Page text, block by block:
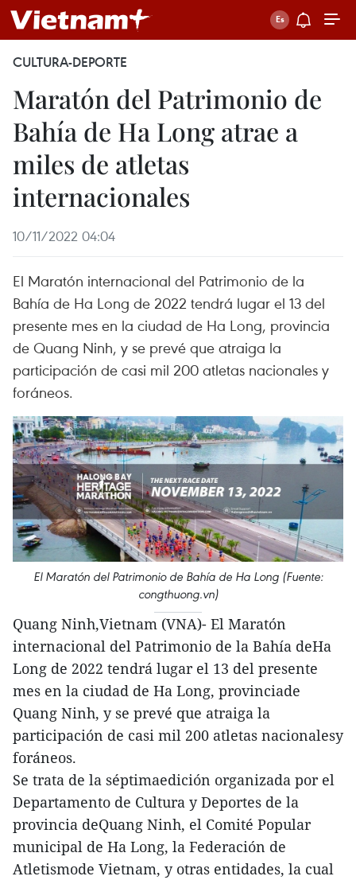
CULTURA-DEPORTE
Maratón del Patrimonio de
Bahía de Ha Long atrae a
miles de atletas
internacionales
10/11/2022 04:04
El Maratón internacional del Patrimonio de la
Bahía de Ha Long de 2022 tendrá lugar el 13 del
presente mes en la ciudad de Ha Long, provincia
de Quang Ninh, y se prevé que atraiga la
participación de casi mil 200 atletas nacionales y
foráneos.
El Maratón del Patrimonio de Bahía de Ha Long (Fuente:
congthuong.vn)
Quang Ninh,Vietnam (VNA)- El Maratón
internacional del Patrimonio de la Bahía deHa
Long de 2022 tendrá lugar el 13 del presente
mes en la ciudad de Ha Long, provinciade
Quang Ninh, y se prevé que atraiga la
participación de casi mil 200 atletas nacionalesy
foráneos.
Se trata de la séptimaedición organizada por el
Departamento de Cultura y Deportes de la
provincia deQuang Ninh, el Comité Popular
municipal de Ha Long, la Federación de
Atletismode Vietnam, y otras entidades, la cual